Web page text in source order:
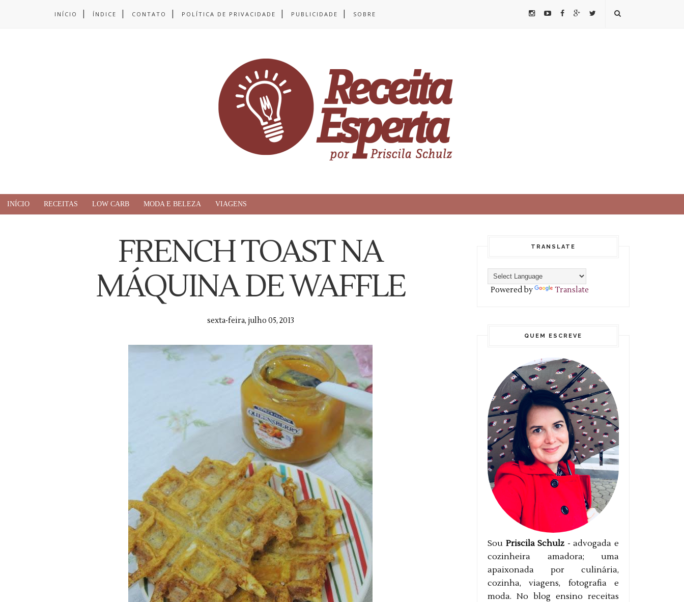
INÍCIO ÍNDICE CONTATO POLÍTICA DE PRIVACIDADE PUBLICIDADE SOBRE
INÍCIO RECEITAS LOW CARB MODA E BELEZA VIAGENS
FRENCH TOAST NA
MÁQUINA DE WAFFLE
sexta-feira, julho 05, 2013
TRANSLATE
Powered by Translate
QUEM ESCREVE
Sou Priscila Schulz - advogada e
cozinheira amadora; uma
apaixonada por culinária,
cozinha, viagens, fotografia e
moda. No blog ensino receitas